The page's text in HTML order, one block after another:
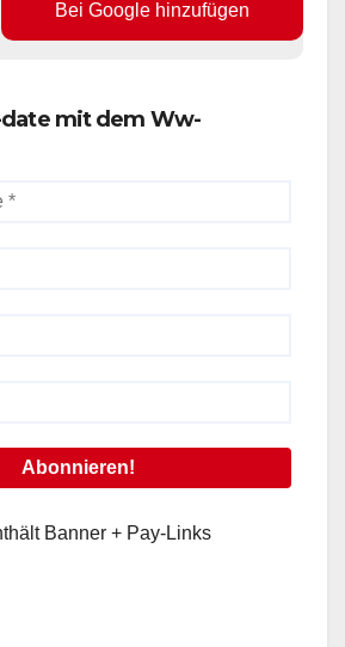
Bei Google hinzufügen
mit dem Ww-
Banner + Pay-Links